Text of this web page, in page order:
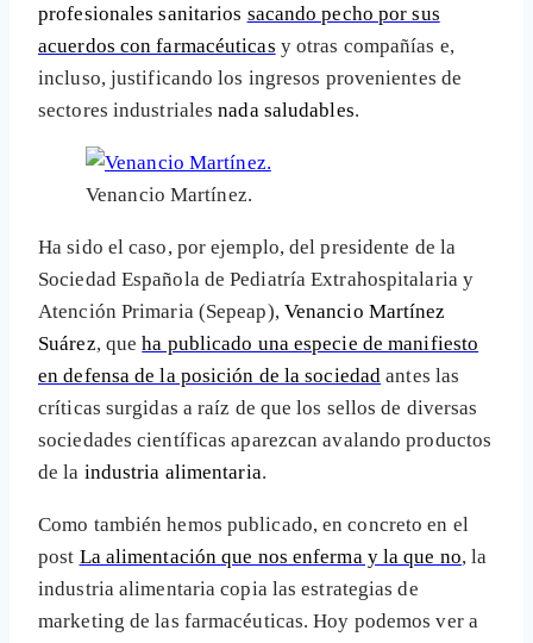
profesionales sanitarios sacando pecho por sus
acuerdos con farmacéuticas y otras compañías e,
incluso, justificando los ingresos provenientes de
sectores industrialesnada saludables.
Venancio Martínez.
Ha sido el caso, por ejemplo, del presidente de la
Sociedad Española de Pediatría Extrahospitalaria y
Atención Primaria (Sepeap), Venancio Martínez
Suárez, queha publicado una especie de manifiesto
en defensa de la posición de la sociedad antes las
críticas surgidas a raíz de que los sellos de diversas
sociedades científicas aparezcan avalando productos
de la industria alimentaria.
Como también hemos publicado, en concreto en el
post La alimentación que nos enferma y la que no, la
industria alimentaria copia las estrategias de
marketing de las farmacéuticas. Hoy podemos ver a